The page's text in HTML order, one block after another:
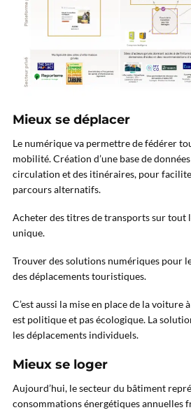
Mieux se déplacer
Le numérique va permettre de fédérer
mobilité. Création d’une base de
circulation et des itinéraires, pour
parcours alternatifs.
Acheter des titres de transports sur
unique.
Trouver des solutions numériques pour
des déplacements touristiques.
C’est aussi la mise en place de la voiture
est politique et pas écologique. La
les déplacements individuels.
Mieux se loger
Aujourd’hui, le secteur du bâtiment
consommations énergétiques annuelles